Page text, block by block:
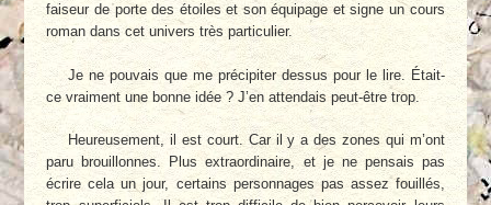
faiseur de porte des étoiles et son équipage et signe un cours
roman dans cet univers très particulier.
Je ne pouvais que me précipiter dessus pour le lire. Était-
ce vraiment une bonne idée ? J’en attendais peut-être trop.
Heureusement, il est court. Car il y a des zones qui m’ont
paru brouillonnes. Plus extraordinaire, et je ne pensais pas
écrire cela un jour, certains personnages pas assez fouillés,